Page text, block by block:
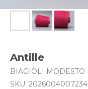
Antille
BIAGIOLI MODESTO
SKU: 2026004007234